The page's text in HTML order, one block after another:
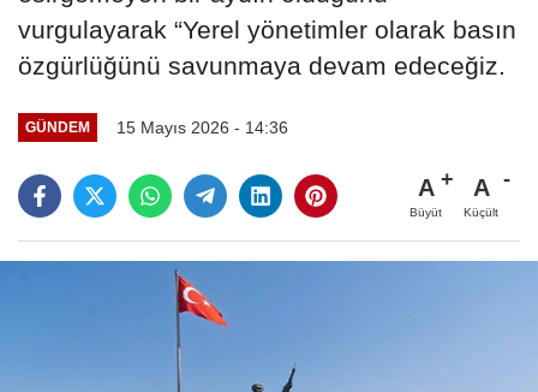
vurgulayarak “Yerel yönetimler olarak basın
özgürlüğünü savunmaya devam edeceğiz.
GÜNDEM 15 Mayıs 2026 - 14:36
A
Büyüt
A
Küçült